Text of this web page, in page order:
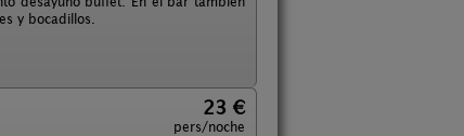
y bocadillos.
23 €
pers/noche